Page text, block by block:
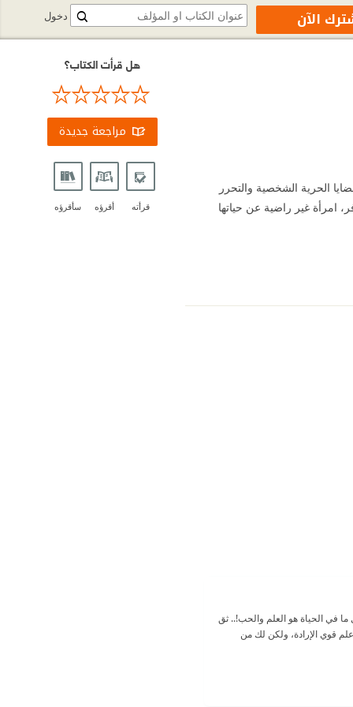
الحرية الشخصية والتحرر
امرأة غير راضية عن حياتها
في الحياة هو العلم والحب!.. ثق
قوي الإرادة، ولكن لك من
هل قرأت الكتاب؟
مراجعة جديدة
قرأته أقرؤه سأقرؤه
دخول الآن